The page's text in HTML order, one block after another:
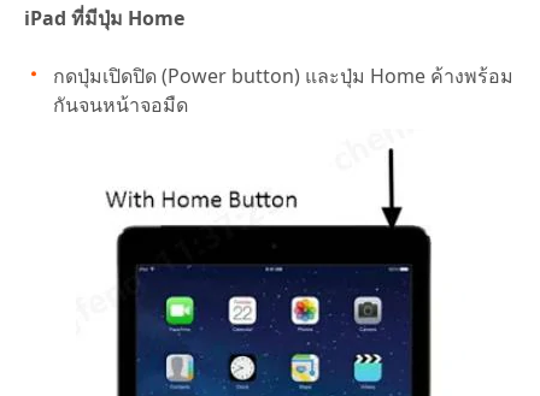
iPad ที่มีปุ่ม Home
กดปุ่มเปิดปิด (Power button) และปุ่ม Home ค้างพร้อม
กันจนหน้าจอมืด